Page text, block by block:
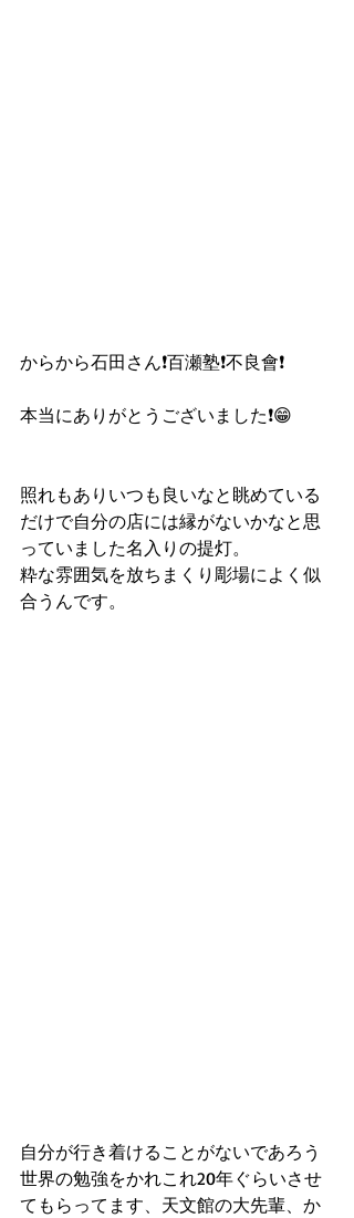
からから石田さん❗️百瀬塾❗️不良會❗️
本当にありがとうございました❗️😁
照れもありいつも良いなと眺めている
だけで自分の店には縁がないかなと思
っていました名入りの提灯。
粋な雰囲気を放ちまくり彫場によく似
合うんです。
自分が行き着けることがないであろう
世界の勉強をかれこれ20年ぐらいさせ
てもらってます、天文館の大先輩、か